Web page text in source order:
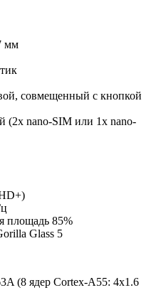
мм
совмещенный с кнопкой
(2x nano-SIM или 1x nano-
площадь 85%
Glass 5
(8 ядер Cortex-A55: 4x1.6